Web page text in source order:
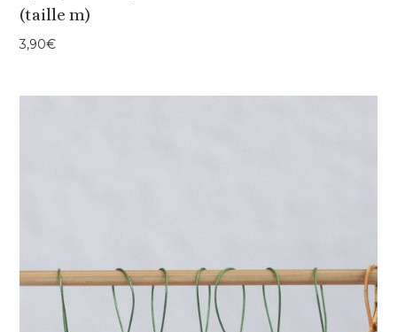
(taille m)
3,90€